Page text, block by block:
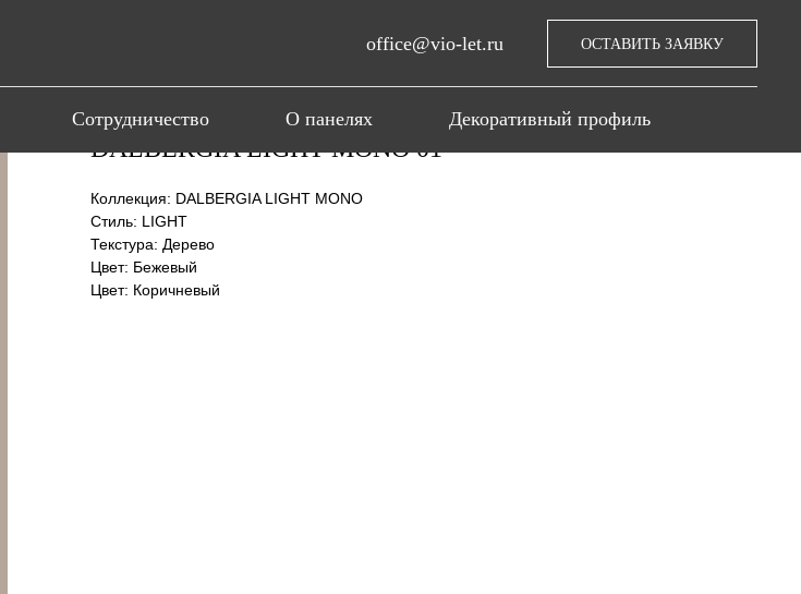
office@vio-let.ru ОСТАВИТЬ ЗАЯВКУ
Сотрудничество О панелях Декоративный профиль
DALBERGIA LIGHT MONO 01
Коллекция: DALBERGIA LIGHT MONO
Стиль: LIGHT
Текстура: Дерево
Цвет: Бежевый
Цвет: Коричневый